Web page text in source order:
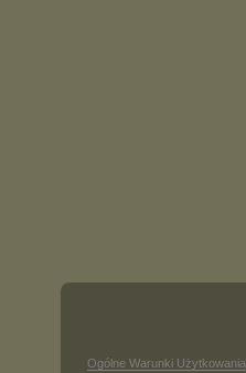
Ogólne Warunki Użytkowania